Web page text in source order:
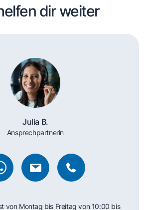
dir weiter
Julia B.
Ansprechpartnerin
von Montag bis Freitag von 10:00 bis